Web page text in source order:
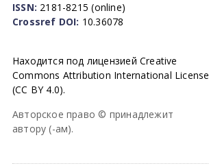
ISSN: 2181-8215 (online)
Crossref DOI: 10.36078
Находится под лицензией Creative
Commons Attribution International License
(CC BY 4.0).
Авторское право © принадлежит
автору (-ам).